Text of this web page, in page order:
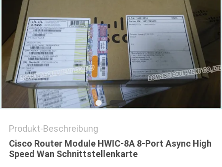
Produkt-Beschreibung
Cisco Router Module HWIC-8A 8-Port Async High
Speed Wan Schnittstellenkarte